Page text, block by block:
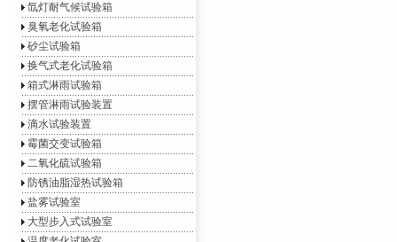
氙灯耐气候试验箱
臭氧老化试验箱
砂尘试验箱
换气式老化试验箱
箱式淋雨试验箱
摆管淋雨试验装置
滴水试验装置
霉菌交变试验箱
二氧化硫试验箱
防锈油脂湿热试验箱
盐雾试验室
大型步入式试验室